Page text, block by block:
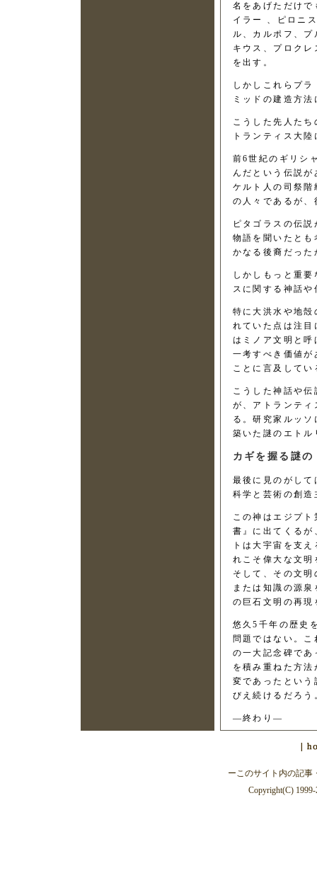
名をあげただけ
イラー 、ピロニ
ル、カルポフ、
キウス、プロク
を出す。
しかしこれらプ
ミッドの建造方
こうした先人た
トランティス大
前6世紀のギリシ
んだという伝説
ケルト人の司祭
の人々であるが
ピタゴラスの伝
物語を聞いたと
かなる後裔だっ
しかしもっと重
スに関する神話
特に大洪水や地
れていた点は注
はミノア文明と
一考すべき価値
ことに言及してい
こうした神話や
が、アトランテ
る。研究家ルッ
築いた謎のエト
カギを握る謎の
最後に見のがし
科学と芸術の創
この神はエジプ
書』に出てくる
トは大宇宙を支
れこそ偉大な文
そして、その文
または知識の源
の巨石文明の再
悠久5千年の歴史
問題ではない。
の一大記念碑で
を積み重ねた方
変であったとい
びえ続けるだろう
―終わり―
ーこのサイト内の記事
Copyright(C)